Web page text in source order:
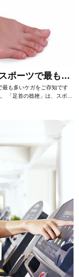
ポーツで最も多
最も多いケガをご存知です